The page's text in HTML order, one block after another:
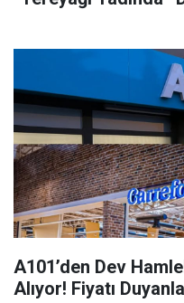
A101’den Dev
Alıyor! Fiyatı